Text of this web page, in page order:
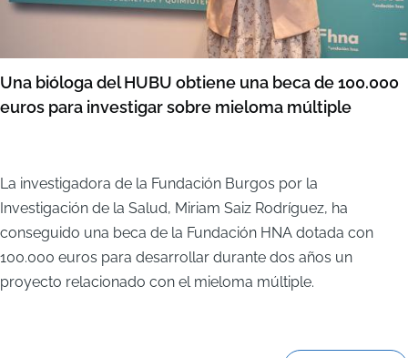
Una bióloga del HUBU obtiene una beca de 100.000
euros para investigar sobre mieloma múltiple
La investigadora de la Fundación Burgos por la
Investigación de la Salud, Miriam Saiz Rodríguez, ha
conseguido una beca de la Fundación HNA dotada con
100.000 euros para desarrollar durante dos años un
proyecto relacionado con el mieloma múltiple.